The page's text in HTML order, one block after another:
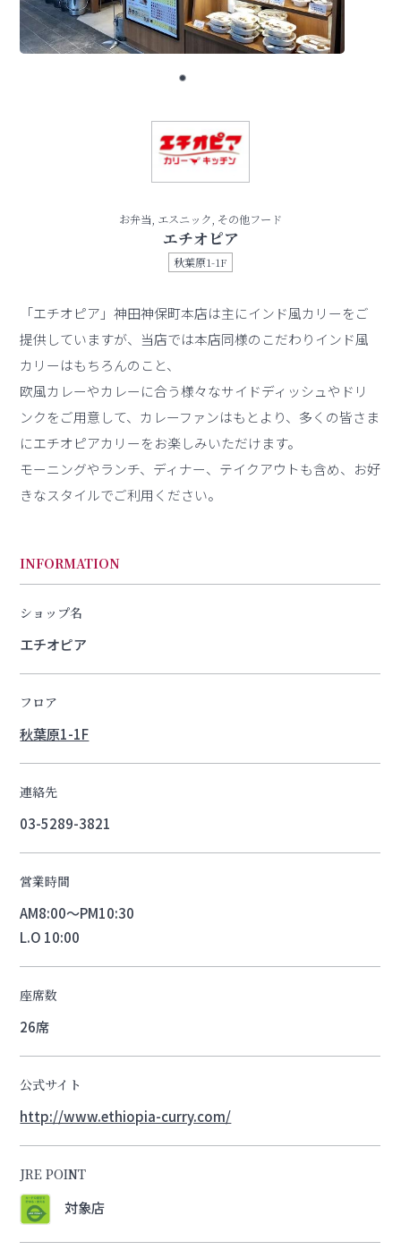
お弁当, エスニック, その他フード
エチオピア
秋葉原1-1F
「エチオピア」神田神保町本店は主にインド風カリーをご
提供していますが、当店では本店同様のこだわりインド風
カリーはもちろんのこと、
欧風カレーやカレーに合う様々なサイドディッシュやドリ
ンクをご用意して、カレーファンはもとより、多くの皆さま
にエチオピアカリーをお楽しみいただけます。
モーニングやランチ、ディナー、テイクアウトも含め、お好
きなスタイルでご利用ください。
INFORMATION
ショップ名
エチオピア
フロア
秋葉原1-1F
連絡先
03-5289-3821
営業時間
AM8:00～PM10:30
L.O 10:00
座席数
26席
公式サイト
http://www.ethiopia-curry.com/
JRE POINT
対象店